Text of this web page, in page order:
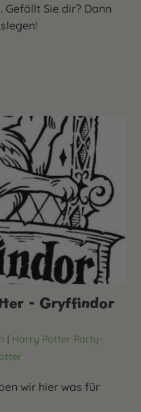
Sie dir? Dann
- Gryffindor
| Harry Potter Party-
wir hier was für